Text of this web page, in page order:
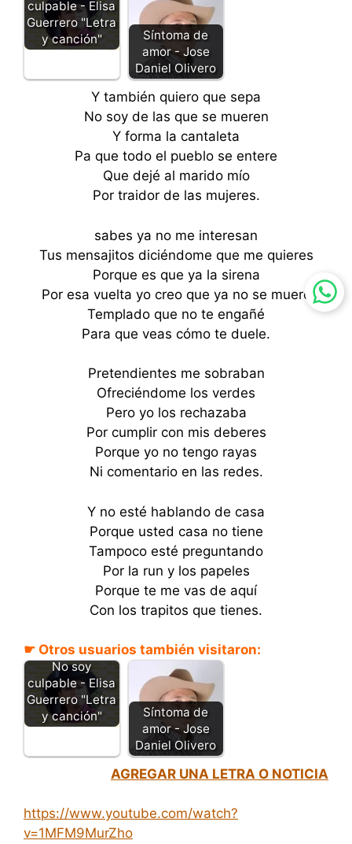
culpable - Elisa
Guerrero "Letra
y canción"
Síntoma de
amor - Jose
Daniel Olivero
Y también quiero que sepa
No soy de las que se mueren
Y forma la cantaleta
Pa que todo el pueblo se entere
Que dejé al marido mío
Por traidor de las mujeres.
sabes ya no me interesan
Tus mensajitos diciéndome que me quieres
Porque es que ya la sirena
Por esa vuelta yo creo que ya no se muere
Templado que no te engañé
Para que veas cómo te duele.
Pretendientes me sobraban
Ofreciéndome los verdes
Pero yo los rechazaba
Por cumplir con mis deberes
Porque yo no tengo rayas
Ni comentario en las redes.
Y no esté hablando de casa
Porque usted casa no tiene
Tampoco esté preguntando
Por la run y los papeles
Porque te me vas de aquí
Con los trapitos que tienes.
☛ Otros usuarios también visitaron:
No soy
culpable - Elisa
Guerrero "Letra
y canción"
Síntoma de
amor - Jose
Daniel Olivero
AGREGAR UNA LETRA O NOTICIA
https://www.youtube.com/watch?
v=1MFM9MurZho